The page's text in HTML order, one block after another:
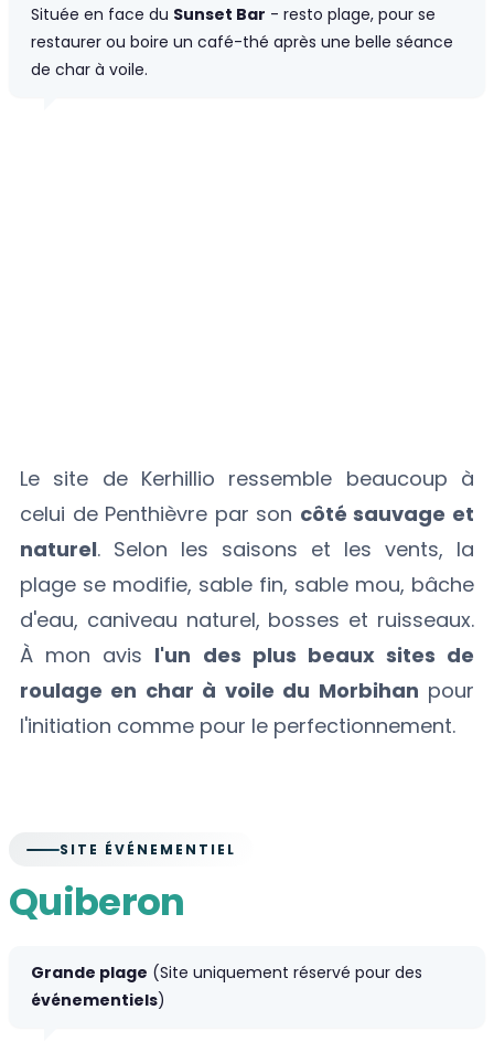
Située en face du Sunset Bar - resto plage, pour se
restaurer ou boire un café-thé après une belle séance
de char à voile.
Le site de Kerhillio ressemble beaucoup à
celui de Penthièvre par son côté sauvage et
naturel. Selon les saisons et les vents, la
plage se modifie, sable fin, sable mou, bâche
d'eau, caniveau naturel, bosses et ruisseaux.
À mon avis l'un des plus beaux sites de
roulage en char à voile du Morbihan pour
l'initiation comme pour le perfectionnement.
SITE ÉVÉNEMENTIEL
Quiberon
Grande plage (Site uniquement réservé pour des
événementiels)